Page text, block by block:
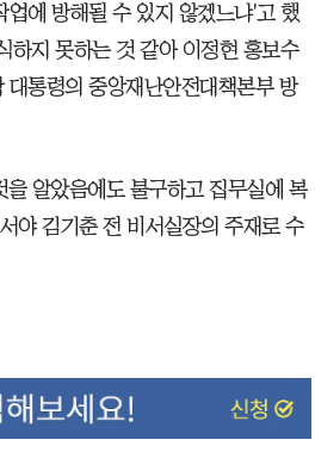
에 방해될 수 있지 않겠느냐'고 했
하지 못하는 것 같아 이정현 홍보수
통령의 중앙재난안전대책본부 방
알았음에도 불구하고 집무실에 복
야 김기춘 전 비서실장의 주재로 수